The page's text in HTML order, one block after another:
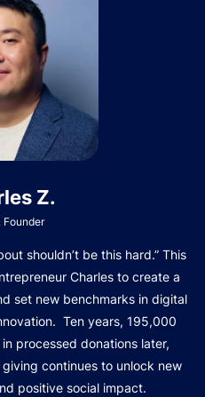
Z.
Founder
shouldn’t be this hard.” This
Charles to create a
set new benchmarks in digital
Ten years, 195,000
processed donations later,
giving continues to unlock new
positive social impact.